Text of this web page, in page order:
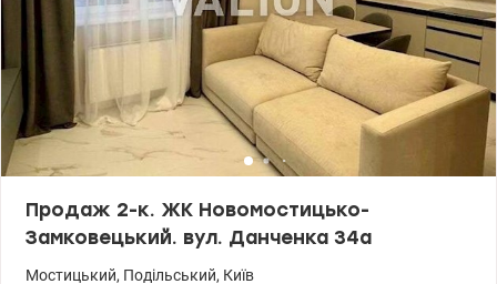
Продаж 2-к. ЖК Новомостицько-
Замковецький. вул. Данченка 34а
Мостицький, Подільський, Київ